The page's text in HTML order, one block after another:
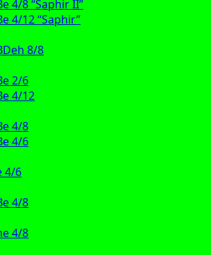
4/8 “Saphir II”
4/12 “Saphir”
8/8
2/6
4/12
4/8
4/6
4/6
4/8
4/8